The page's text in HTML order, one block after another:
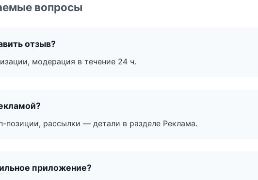
вопросы
отзыв?
модерация в течение 24 ч.
позиции, рассылки — детали в разделе Реклама.
приложение?